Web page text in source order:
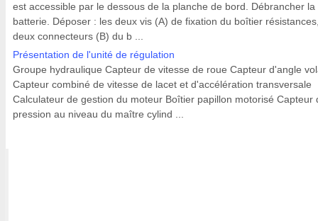
est accessible par le dessous de la planche de bord. Débrancher la
batterie. Déposer : les deux vis (A) de fixation du boîtier
deux connecteurs (B) du b ...
Présentation de l'unité de régulation
Groupe hydraulique Capteur de vitesse de roue Capteur d'angle
Capteur combiné de vitesse de lacet et d'accélération transversale
Calculateur de gestion du moteur Boîtier papillon motorisé Capteur
pression au niveau du maître cylind ...